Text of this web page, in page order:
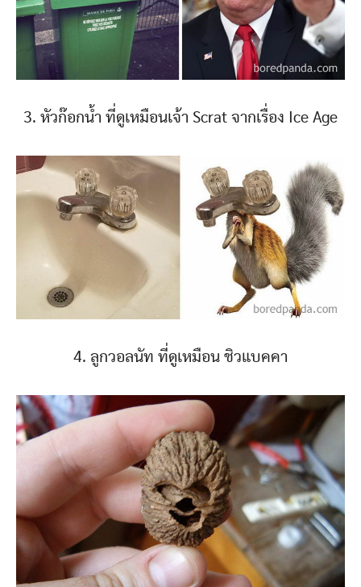
3. หัวก๊อกน้ำ ที่ดูเหมือนเจ้า Scrat จากเรื่อง Ice Age
4. ลูกวอลนัท ที่ดูเหมือน ชิวแบคคา